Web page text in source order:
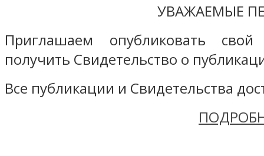
УВАЖАЕМЫЕ
Приглашаем опубликовать
получить Свидетельство о
Все публикации и Свидетельства